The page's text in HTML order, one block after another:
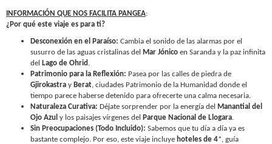
INFORMACIÓN QUE NOS FACILITA PANGEA:
¿Por qué este viaje es para ti?
Desconexión en el Paraíso: Cambia el sonido de las alarmas por el
susurro de las aguas cristalinas del
Mar Jónico en Saranda y la paz infinita
del
Lago de Ohrid .
Patrimonio para la Reflexión: Pasea por las calles de piedra de
Gjirokastra y Berat, ciudades Patrimonio de la Humanidad donde el
tiempo parece haberse detenido para ofrecerte una calma necesaria.
Naturaleza Curativa: Déjate sorprender por la energía del
Manantial del
Ojo Azul y los paisajes vírgenes del Parque Nacional de Llogara.
Sin Preocupaciones (Todo Incluido): Sabemos que tu día a día ya es
bastante complejo. Por eso, este viaje incluye hoteles de 4*, guía